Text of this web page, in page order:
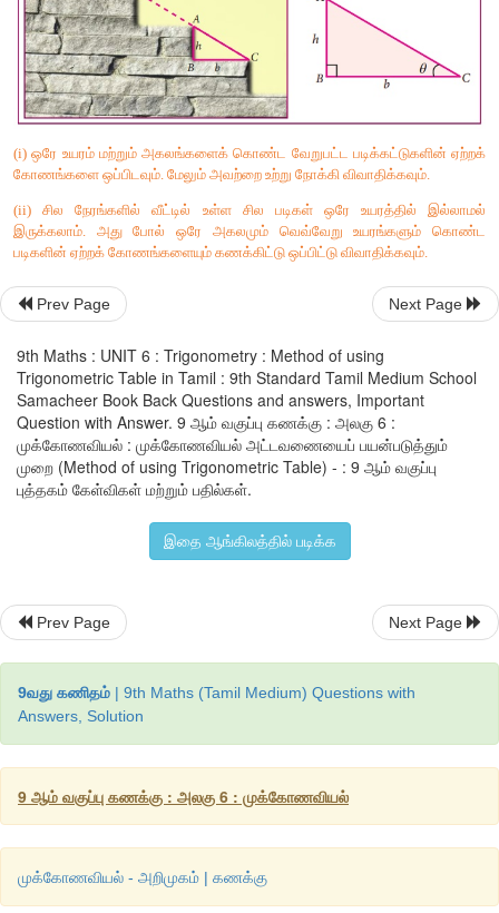
தீர்வு
படத்திலிருந்து,
= (1/2)×BC×AB
= 1.6565×3.7450 = 6.2035925செமீ2
Prev Page Next Page
9th Maths : UNIT 6 : Trigonometry : Method of using
Trigonometric Table in Tamil : 9th Standard Tamil Medium School
Samacheer Book Back Questions and answers, Important
Question with Answer. 9 ஆம் வகுப்பு கணக்கு : அலகு 6 :
முக்கோணவியல் : முக்கோணவியல் அட்டவணையைப் பயன்படுத்தும்
முறை (Method of using Trigonometric Table) - : 9 ஆம் வகுப்பு
புத்தகம் கேள்விகள் மற்றும் பதில்கள்.
இதை ஆங்கிலத்தில் படிக்க
Prev Page Next Page
9வது கணிதம் | 9th Maths (Tamil Medium) Questions with
Answers, Solution
9 ஆம் வகுப்பு கணக்கு : அலகு 6 : முக்கோணவியல்
முக்கோணவியல் - அறிமுகம் | கணக்கு